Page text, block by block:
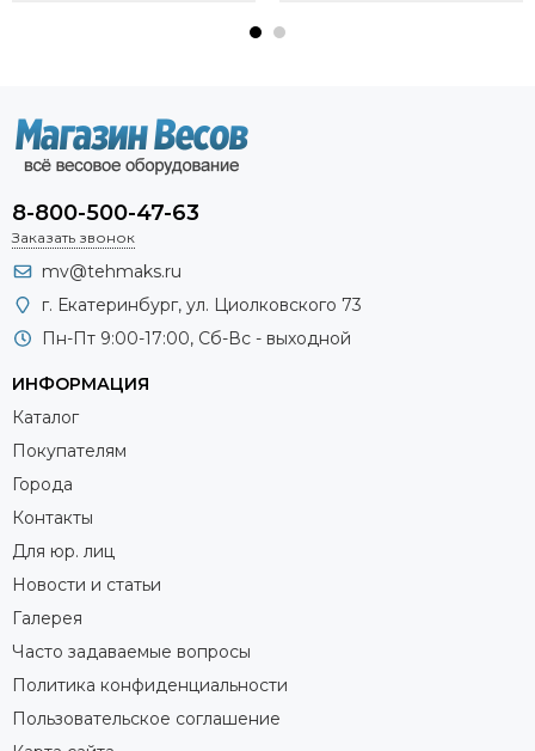
8-800-500-47-63
Заказать звонок
mv@tehmaks.ru
г. Екатеринбург, ул. Циолковского 73
Пн-Пт 9:00-17:00, Сб-Вс - выходной
ИНФОРМАЦИЯ
Каталог
Покупателям
Города
Контакты
Для юр. лиц
Новости и статьи
Галерея
Часто задаваемые вопросы
Политика конфиденциальности
Пользовательское соглашение